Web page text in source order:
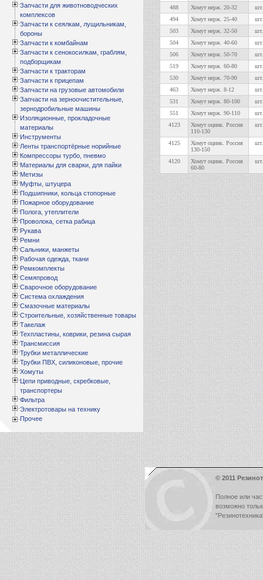
Запчасти для животноводческих
комплексов
Запчасти к сеялкам, лущильникам,
бороны
Запчасти к комбайнам
Запчасти к сенокосилкам, граблям,
подборщикам
Запчасти к тракторам
Запчасти к прицепам
Запчасти на грузовые автомобили
Запчасти на зерноочистительные,
зернодробильные машины
Изоляционные, прокладочные
материалы
Инструменты
Ленты транспортёрные норийные
Компрессоры турбо, пневмо
Материалы для сварки, для пайки
Метизы
Муфты, штуцера
Подшипники, кольца стопорные
Пожарное оборудование
Полога, утеплители
Проволока, сетка рабица
Рукава
Ремни
Сальники, манжеты
Рабочая одежда, ткани
Ремкомплекты
Семяпровод
Сварочное оборудование
Система охлаждения
Смазочные материалы
Строительные, хозяйственные товары
Такелаж
Техпластины, коврики, резина сырая
Трансмиссия
Трубки металлические
Трубки ПВХ, силиконовые, прочие
Хомуты
Цепи приводные, скребковые,
транспортеры
Фильтра
Электротовары на технику
Прочее
488
Хомут нерж. 20-32
шт.
494
Хомут нерж. 25-40
шт.
503
Хомут нерж. 32-50
шт.
504
Хомут нерж. 40-60
шт.
506
Хомут нерж. 50-70
шт.
519
Хомут нерж. 60-80
шт.
530
Хомут нерж. 70-90
шт.
463
Хомут нерж. 8-12
шт.
531
Хомут нерж. 80-100
шт.
551
Хомут нерж. 90-110
шт.
4123
Хомут оцинк. Россия
110-130
шт.
4125
Хомут оцинк. Россия
130-150
шт.
4120
Хомут оцинк. Россия
60-80
шт.
© 2011
Полное или
возможно